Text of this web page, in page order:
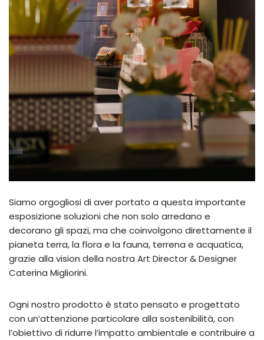
Siamo orgogliosi di aver portato a questa importante
esposizione soluzioni che non solo arredano e
decorano gli spazi, ma che coinvolgono direttamente il
pianeta terra, la flora e la fauna, terrena e acquatica,
grazie alla vision della nostra Art Director & Designer
Caterina Migliorini.
Ogni nostro prodotto è stato pensato e progettato
con un’attenzione particolare alla sostenibilità, con
l’obiettivo di ridurre l’impatto ambientale e contribuire a